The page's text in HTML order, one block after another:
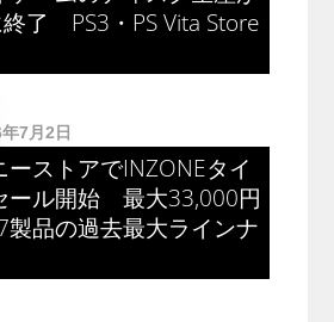
了 PS3・PS Vita Store
7月2日
ーストアでINZONEタイ
ール開始 最大33,000円
製品の過去最大ラインナ